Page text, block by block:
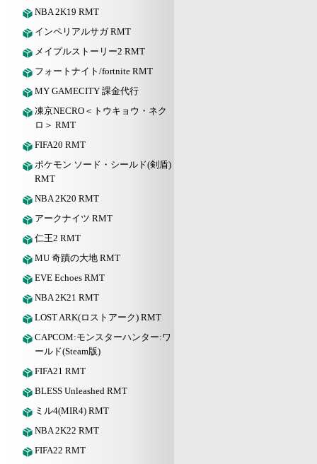
NBA 2K19 RMT
インペリアルサガ RMT
メイプルストーリー2 RMT
フォートナイト/fortnite RMT
MY GAMECITY 課金代行
凍京NECRO＜トウキョウ・ネク
ロ＞ RMT
FIFA20 RMT
ポケモン ソード・シールド(剣盾)
RMT
NBA 2K20 RMT
アークナイツ RMT
仁王2 RMT
MU 奇蹟の大地 RMT
EVE Echoes RMT
NBA 2K21 RMT
LOST ARK(ロストアーク) RMT
CAPCOM:モンスターハンター:ワ
ールド(Steam版)
FIFA21 RMT
BLESS Unleashed RMT
ミル4(MIR4) RMT
NBA 2K22 RMT
FIFA22 RMT